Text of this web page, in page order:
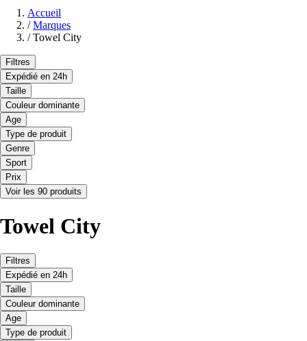
Accueil
/ Marques
/ Towel City
Filtres
Expédié en 24h
Taille
Couleur dominante
Age
Type de produit
Genre
Sport
Prix
Voir les 90 produits
Towel City
Filtres
Expédié en 24h
Taille
Couleur dominante
Age
Type de produit